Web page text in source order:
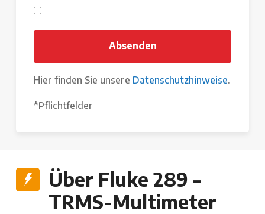
Hier finden Sie unsere Datenschutzhinweise.
*Pflichtfelder
Über Fluke 289 –
TRMS-Multimeter